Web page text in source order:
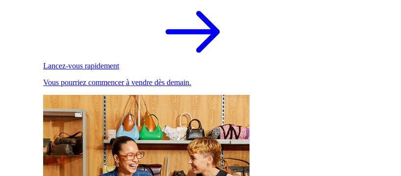
Lancez-vous rapidement
Vous pourriez commencer à vendre dès demain.